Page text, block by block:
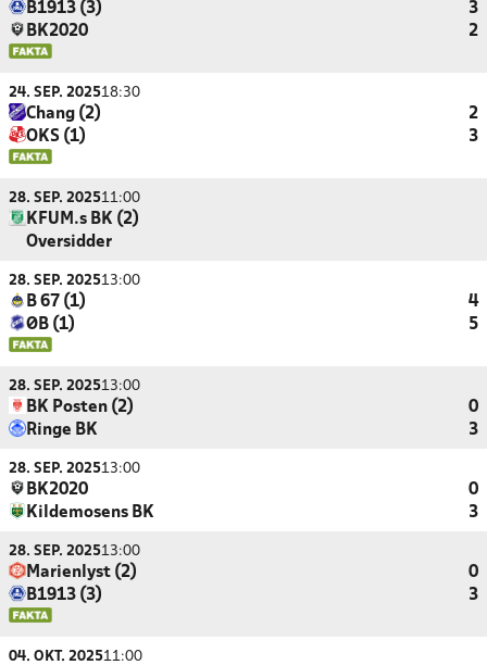
B1913 (3)
3
BK2020
2
24. SEP. 202518:30
Chang (2)
2
OKS (1)
3
28. SEP. 202511:00
KFUM.s BK (2)
Oversidder
28. SEP. 202513:00
B 67 (1)
4
ØB (1)
5
28. SEP. 202513:00
BK Posten (2)
0
Ringe BK
3
28. SEP. 202513:00
BK2020
0
Kildemosens BK
3
28. SEP. 202513:00
Marienlyst (2)
0
B1913 (3)
3
04. OKT. 202511:00